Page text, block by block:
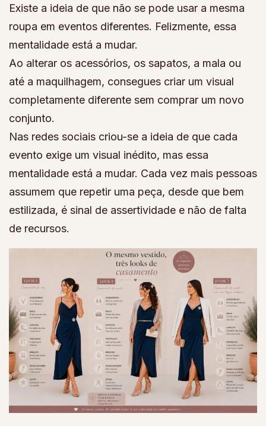
Existe a ideia de que não se pode usar a mesma
roupa em eventos diferentes. Felizmente, essa
mentalidade está a mudar.
Ao alterar os acessórios, os sapatos, a mala ou
até a maquilhagem, consegues criar um visual
completamente diferente sem comprar um novo
conjunto.
Nas redes sociais criou-se a ideia de que cada
evento exige um visual inédito, mas essa
mentalidade está a mudar. Cada vez mais pessoas
assumem que repetir uma peça, desde que bem
estilizada, é sinal de assertividade e não de falta
de recursos.